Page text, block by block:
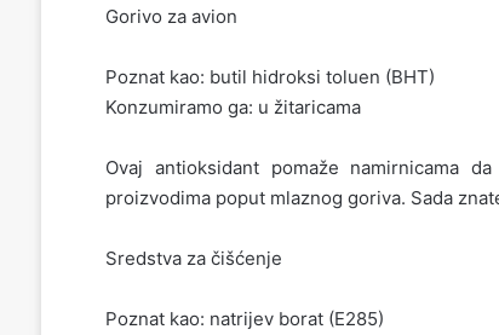
Gorivo za avion
Poznat kao: butil hidroksi toluen (BHT)
Konzumiramo ga: u žitaricama
Ovaj antioksidant pomaže namirnicama
proizvodima poput mlaznog goriva. Sada
Sredstva za čišćenje
Poznat kao: natrijev borat (E285)